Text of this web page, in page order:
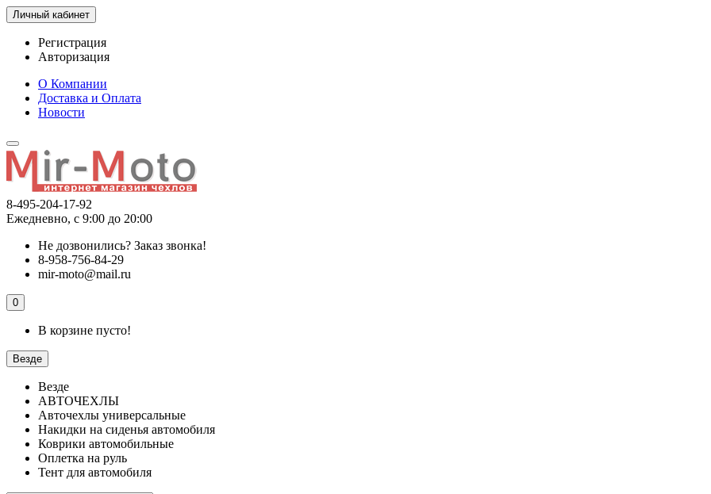
Личный кабинет
Регистрация
Авторизация
О Компании
Доставка и Оплата
Новости
8-495-204-17-92
Ежедневно, с 9:00 до 20:00
Не дозвонились? Заказ звонка!
8-958-756-84-29
mir-moto@mail.ru
0
В корзине пусто!
Везде
Везде
АВТОЧЕХЛЫ
Авточехлы универсальные
Накидки на сиденья автомобиля
Коврики автомобильные
Оплетка на руль
Тент для автомобиля